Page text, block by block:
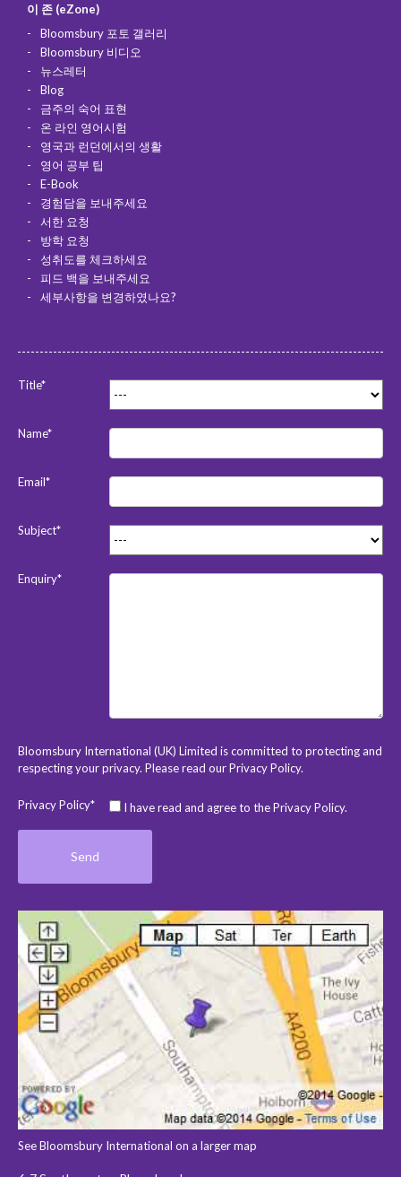
이 존 (eZone)
Bloomsbury 포토 갤러리
Bloomsbury 비디오
뉴스레터
Blog
금주의 숙어 표현
온 라인 영어시험
영국과 런던에서의 생활
영어 공부 팁
E-Book
경험담을 보내주세요
서한 요청
방학 요청
성취도를 체크하세요
피드 백을 보내주세요
세부사항을 변경하였나요?
Title*
Name*
Email*
Subject*
Enquiry*
Bloomsbury International (UK) Limited is committed to protecting and
respecting your privacy. Please read ourPrivacy Policy.
Privacy Policy* I have read and agree to the Privacy Policy.
See Bloomsbury International on a larger map